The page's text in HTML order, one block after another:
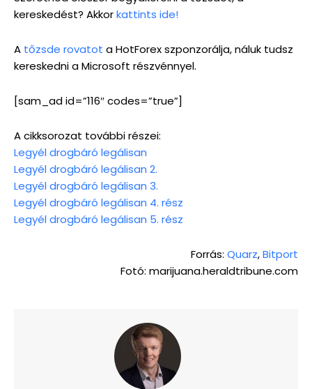
kereskedést? Akkorkattints ide!
A tőzsde rovatot a HotForex szponzorálja, náluk tudsz
kereskedni a Microsoft részvénnyel.
[sam_ad id=”116″ codes=”true”]
A cikksorozat további részei:
Legyél drogbáró legálisan
Legyél drogbáró legálisan 2.
Legyél drogbáró legálisan 3.
Legyél drogbáró legálisan 4. rész
Legyél drogbáró legálisan 5. rész
Forrás: Quarz,Bitport
Fotó: marijuana.heraldtribune.com